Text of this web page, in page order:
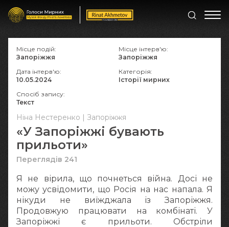
Ніна Нестеренко | Запоріжжя
«У Запоріжжі бувають
прильоти»
Переглядів 241
Я не вірила, що почнеться війна. Досі не
можу усвідомити, що Росія на нас напала. Я
нікуди не виїжджала із Запоріжжя.
Продовжую працювати на комбінаті. У
Запоріжжі є прильоти. Обстріли
Місце подій:
Запоріжжя
Місце інтерв'ю:
Запоріжжя
Дата інтерв'ю:
10.05.2024
Категорія:
Історії мирних
Спосіб запису:
Текст